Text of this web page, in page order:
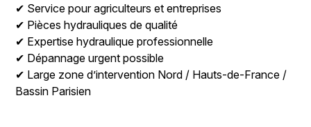
✔ Service pour agriculteurs et entreprises
✔ Pièces hydrauliques de qualité
✔ Expertise hydraulique professionnelle
✔ Dépannage urgent possible
✔ Large zone d’intervention Nord / Hauts-de-France /
Bassin Parisien